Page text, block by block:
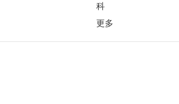
科
更多